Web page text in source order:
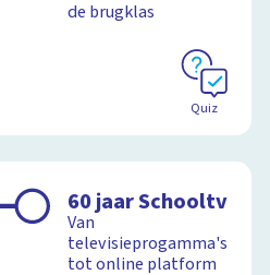
de brugklas
Quiz
60 jaar Schooltv
Van
televisieprogamma's
tot online platform